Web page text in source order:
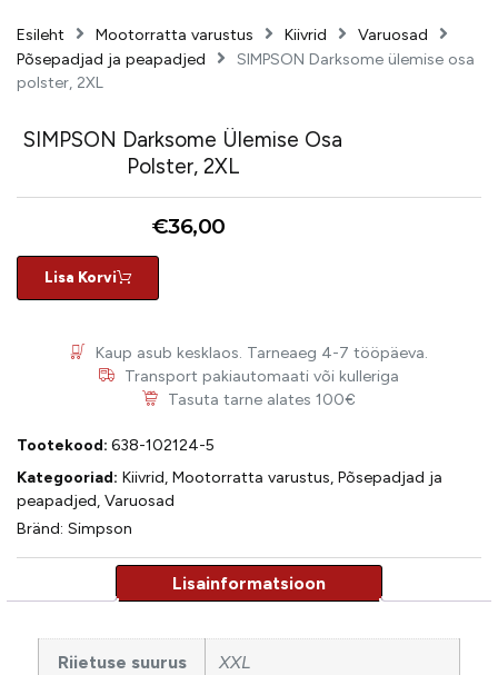
Esileht Mootorratta varustus Kiivrid
Varuosad
Põsepadjad ja peapadjed
SIMPSON Darksome ülemise osa
polster, 2XL
SIMPSON Darksome Ülemise Osa
Polster, 2XL
€36,00
Lisa Korvi
Kaup asub kesklaos. Tarneaeg 4-7 tööpäeva.
Transport pakiautomaati või kulleriga
Tasuta tarne alates 100€
Tootekood: 638-102124-5
Kategooriad: Kiivrid, Mootorratta varustus, Põsepadjad ja
peapadjed, Varuosad
Bränd: Simpson
Riietuse suurus XXL